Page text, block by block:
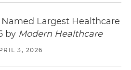
Largest Healthcare
by Modern Healthcare
3, 2026